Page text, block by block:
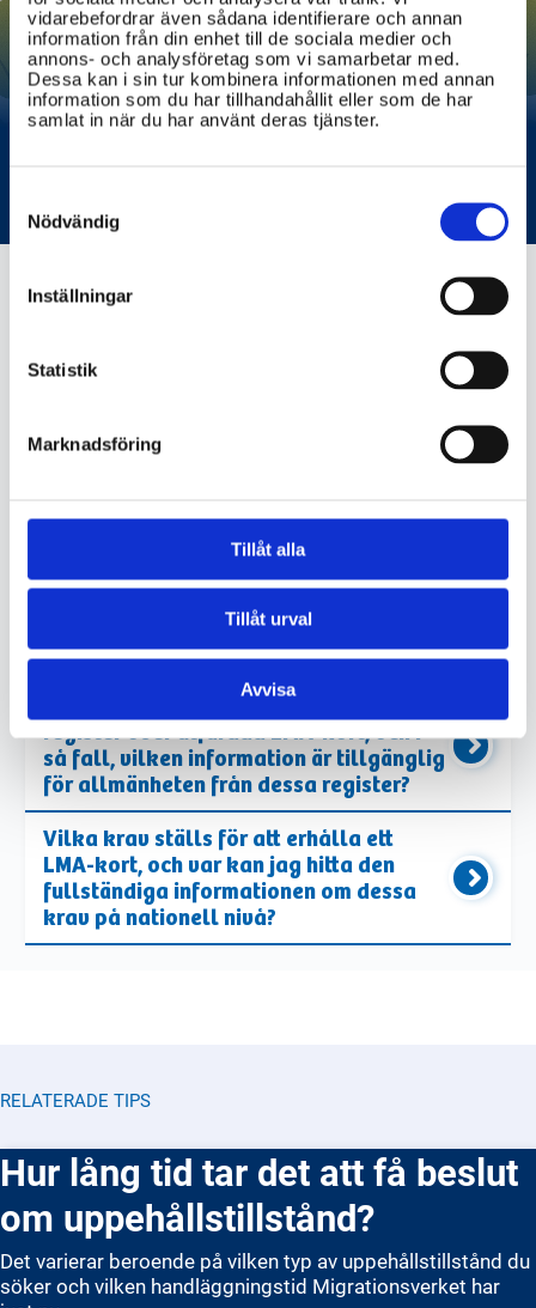
vidarebefordrar även sådana identifierare och annan
information från din enhet till de sociala medier och
annons- och analysföretag som vi samarbetar med.
Dessa kan i sin tur kombinera informationen med annan
information som du har tillhandahållit eller som de har
samlat in när du har använt deras tjänster.
Selection
Nödvändig
Inställningar
Statistik
Marknadsföring
Tillåt alla
Tillåt urval
Avvisa
migrationsverket.se
VIKTIG INFORMATION
Vilka myndigheter är ansvariga för
utfärdandet av LMA-kort i Sverige, och
finns det någon central
jag kan hitta kontaktuppgifter och
ansökningsförfaranden?
register över utfärdda LMA-kort, och i
så fall, vilken information är tillgänglig
för allmänheten från dessa register?
Vilka krav ställs för att erhålla ett
LMA-kort, och var kan jag hitta den
fullständiga informationen om dessa
krav på nationell nivå?
RELATERADE TIPS
Hur lång tid tar det att få beslut
om uppehållstillstånd?
Det varierar beroende på vilken typ av uppehållstillstånd du
söker och vilken handläggningstid Migrationsverket har